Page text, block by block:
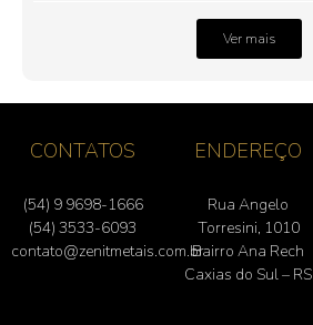
Ver mais
CONTATOS
(54) 9 9698-1666
(54) 3533-6093
contato@zenitmetais.com.br
ENDEREÇO
Rua Angelo
Torresini, 1010
Bairro Ana Rech
Caxias do Sul – RS